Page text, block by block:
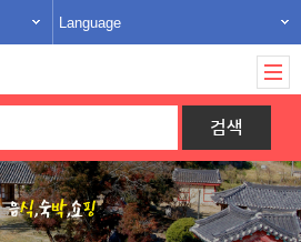
Language